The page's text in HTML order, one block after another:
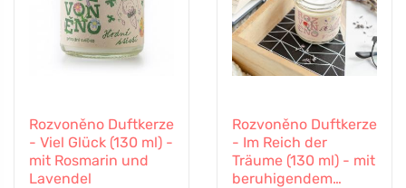
Rozvoněno Duftkerze
- Viel Glück (130 ml) -
mit Rosmarin und
Lavendel
Rozvoněno Duftkerze
- Im Reich der
Träume (130 ml) - mit
beruhigendem